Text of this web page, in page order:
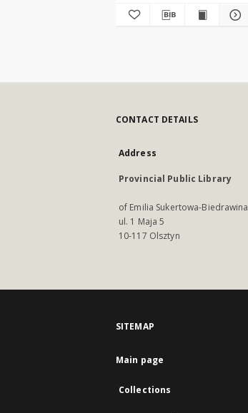
CONTACT DETAILS
Address
Provincial Public Library
of Emilia Sukertowa-Biedrawina
ul. 1 Maja 5
10-117 Olsztyn
SITEMAP
Main page
Collections